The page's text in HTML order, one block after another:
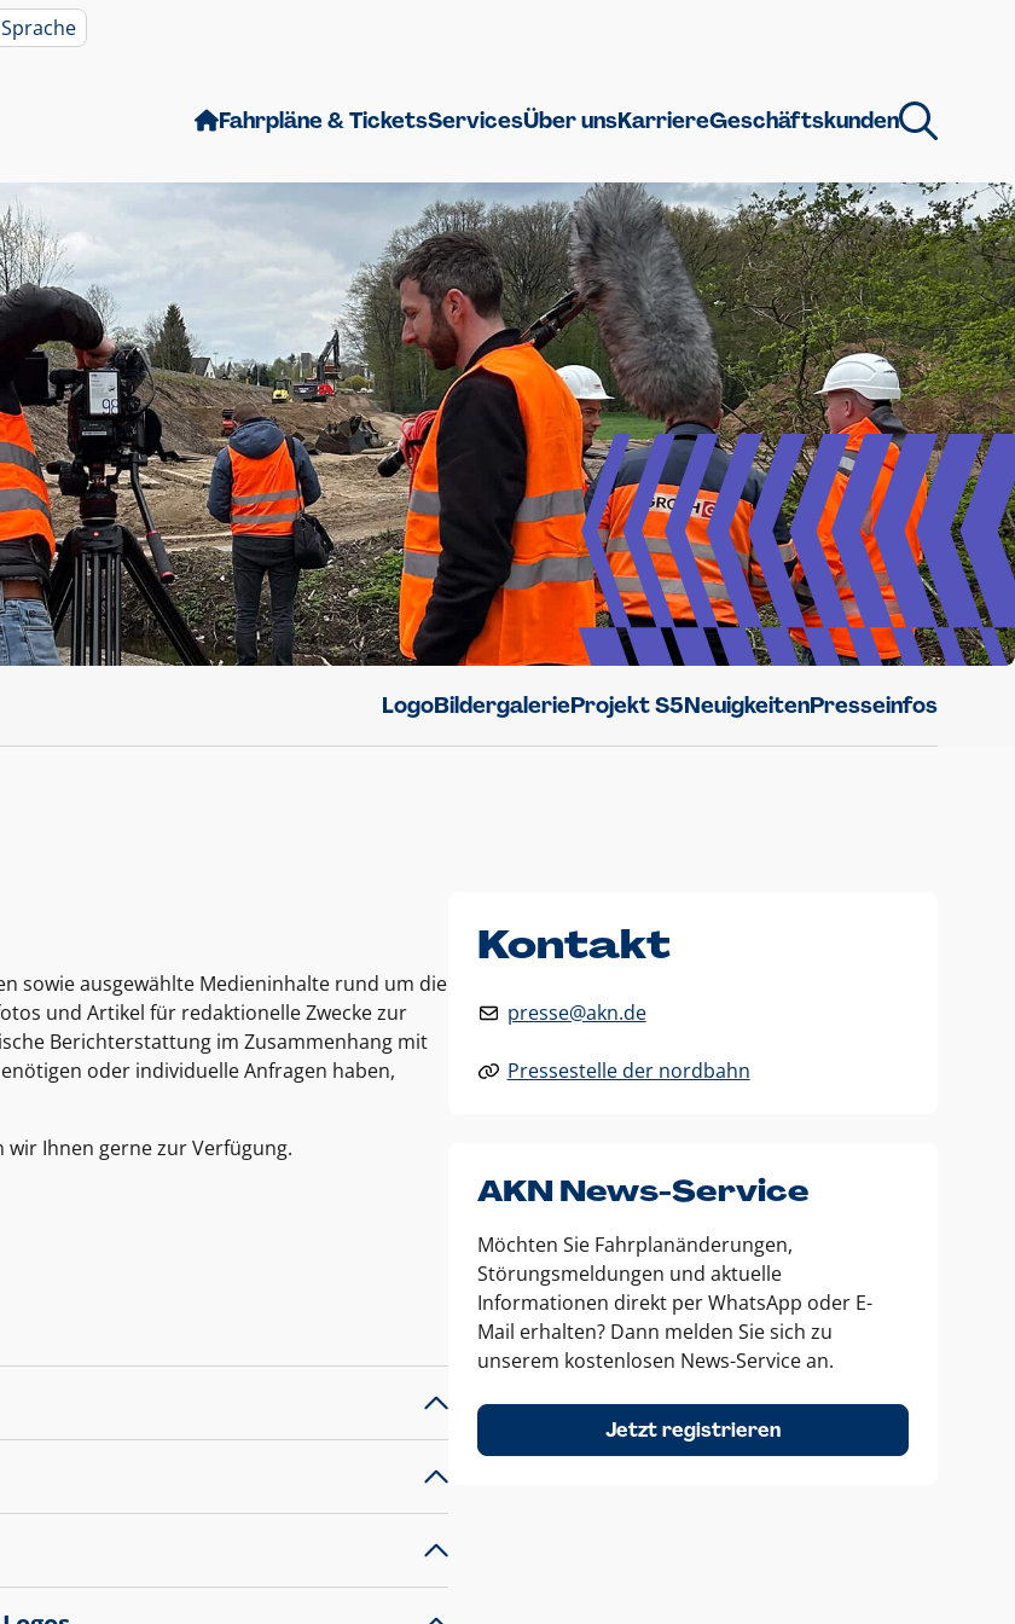
Fahrpläne & TicketsServicesÜber unsKarriereGeschäftskunden
LogoBildergalerieProjekt S5NeuigkeitenPresseinfos
sowie ausgewählte Medieninhalte rund um die
und Artikel für redaktionelle Zwecke zur
Berichterstattung im Zusammenhang mit
oder individuelle Anfragen haben,
wir Ihnen gerne zur Verfügung.
Kontakt
presse@akn.de
Pressestelle der nordbahn
AKN News-Service
Möchten Sie Fahrplanänderungen,
Störungsmeldungen und aktuelle
Informationen direkt per WhatsApp oder E-
Mail erhalten? Dann melden Sie sich zu
unserem kostenlosen News-Service an.
Jetzt registrieren